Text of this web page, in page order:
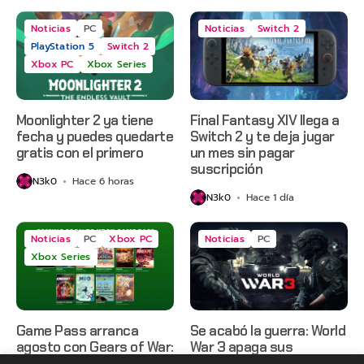
Noticias
PC
PlayStation 5
Switch 2
Xbox PC
Xbox Series
Moonlighter 2 ya tiene
fecha y puedes quedarte
gratis con el primero
N3k0 Hace 6 horas
Noticias Switch 2
Final Fantasy XIV llega a
Switch 2 y te deja jugar
un mes sin pagar
suscripción
N3k0 Hace 1 día
Noticias PC
Xbox PC
Xbox Series
Game Pass arranca
agosto con Gears of War:
Noticias PC
Se acabó la guerra: World
War 3 apaga sus